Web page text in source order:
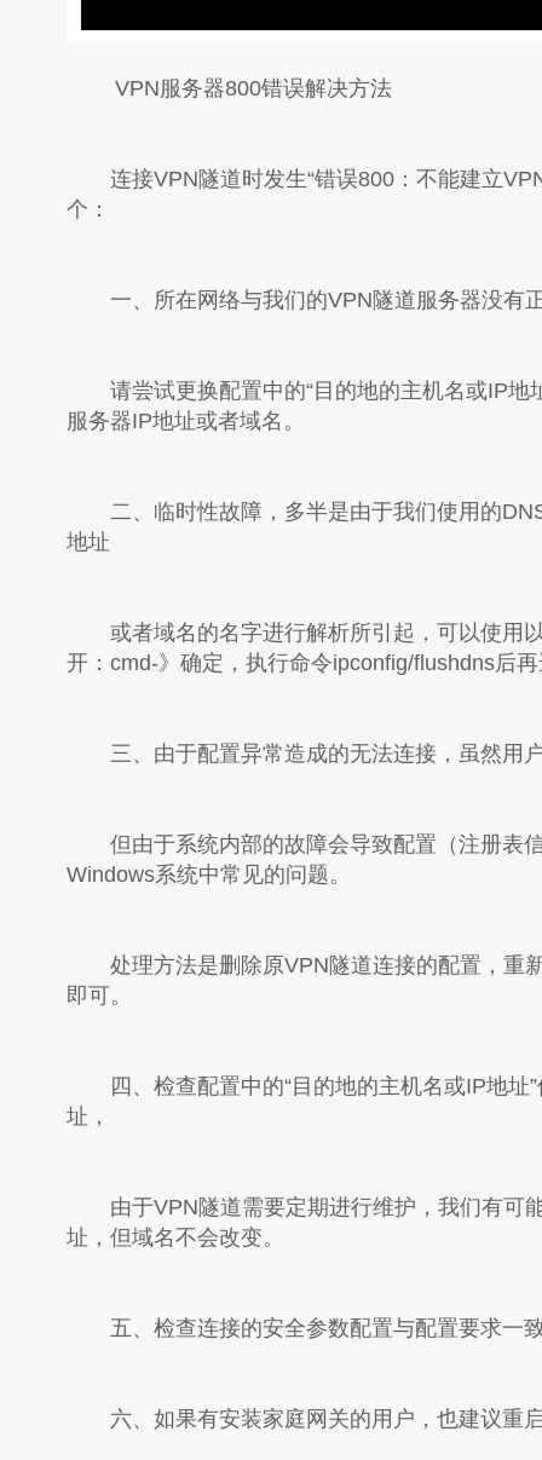
VPN服务器800错误解决方法
连接VPN隧道时发生“错误800：不能建立
个：
一、所在网络与我们的VPN隧道服务器没有
请尝试更换配置中的“目的地的主机名或IP地
服务器IP地址或者域名。
二、临时性故障，多半是由于我们使用的
地址
或者域名的名字进行解析所引起，可以使用
开：cmd-》确定，执行命令ipconfig/flushdns后
三、由于配置异常造成的无法连接，虽然用
但由于系统内部的故障会导致配置（注册表
Windows系统中常见的问题。
处理方法是删除原VPN隧道连接的配置，重
即可。
四、检查配置中的“目的地的主机名或IP地址”
址，
由于VPN隧道需要定期进行维护，我们有可
址，但域名不会改变。
五、检查连接的安全参数配置与配置要求一
六、如果有安装家庭网关的用户，也建议重